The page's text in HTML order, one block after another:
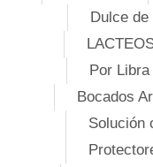
Dulce de
Por Libra
Bocados
Solución